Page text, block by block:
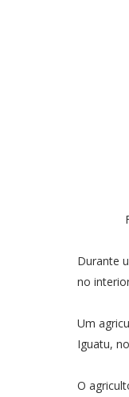
Durante
no
Um
Iguatu,
O